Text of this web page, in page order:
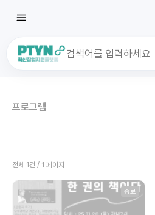
프로그램
전체 1건 / 1 페이지
종료